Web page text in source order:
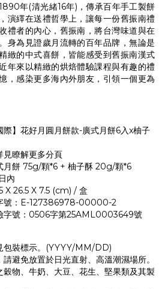
年(清光緒16年)，傳承百年手工製餅
演繹在送禮哲學上，讓每一份舊振南禮
禮者的內心，舊振南，將台灣味道與在
身為見證歲月流轉的百年品牌，無論是
緻的中式喜餅，皆能感受到舊振南漢式
年來以精緻的烘焙體驗課程與有趣的禮
，感染更多海內外朋友，引領一個更為
際】花好月圓月餅款-廣式月餅6入x柚子
見瞭解更多分頁
月餅 75g/顆*6 + 柚子酥 20g/顆*6
內
X 26.5 X 7.5 (cm) / 盒
號：E-127386978-00000-2
字號：0506字第25AML0003649號
包裝標示。(YYYY/MM/DD)
避免放置於日光直射、高溫潮濕場所。
穀物、牛奶、大豆、花生、堅果類及其製